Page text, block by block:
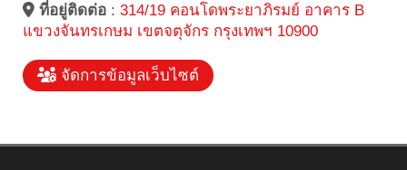
ที่อยู่ติดต่อ : 314/19 คอนโดพระยาภิรมย์ อาคาร B
แขวงจันทรเกษม เขตจตุจักร กรุงเทพฯ 10900
จัดการข้อมูลเว็บไซต์